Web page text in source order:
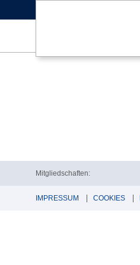
Mitgliedschaften:
IMPRESSUM COOKIES